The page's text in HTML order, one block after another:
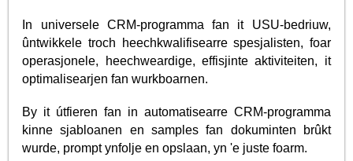
In universele CRM-programma fan it USU-bedriuw,
ûntwikkele troch heechkwalifisearre spesjalisten, foar
operasjonele, heechweardige, effisjinte aktiviteiten, it
optimalisearjen fan wurkboarnen.
By it útfieren fan in automatisearre CRM-programma
kinne sjabloanen en samples fan dokuminten brûkt
wurde, prompt ynfolje en opslaan, yn 'e juste foarm.